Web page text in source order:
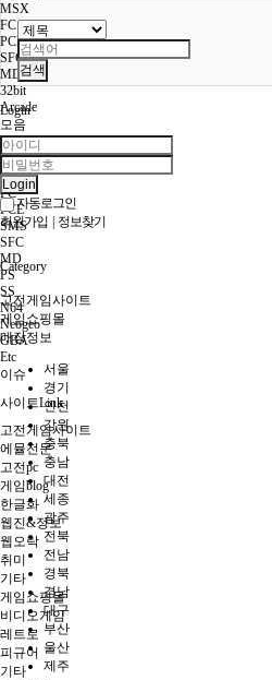
MSX
FC
PCE
SFC
MD
32bit
Arcade
모음
Etc
게임CM
MSX
FC
PCE
SMS
SFC
MD
PS
SS
N64
Neogeo
GBA
Etc
이슈
사이트Link
고전게임사이트
에뮬전문
고전pc
게임blog
한글화
웹진&정보
웹오락
취미
기타
게임쇼핑몰
비디오게임
레트로
피규어
기타
검색
Login
Login
자동로그인
회원가입
정보찾기
Category
고전게임사이트
게임쇼핑몰
매장정보
서울
경기
인천
강원
충북
충남
대전
세종
광주
전북
전남
경북
경남
대구
부산
울산
제주